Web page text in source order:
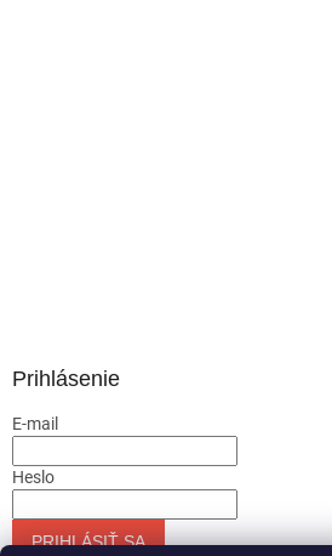
Prihlásenie
E-mail
Heslo
PRIHLÁSIŤ SA